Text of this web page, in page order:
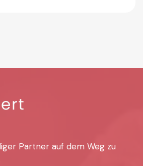
Partner auf dem Weg zu